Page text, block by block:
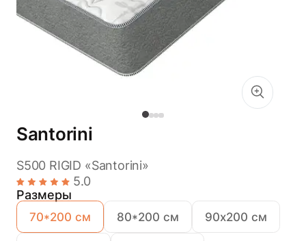
Santorini
S500 RIGID «Santorini»
5.0
Размеры
70*200 см 80*200 см 90х200 см